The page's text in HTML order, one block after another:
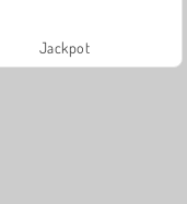
Jackpot